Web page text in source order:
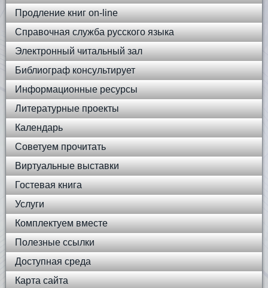
Продление книг on-line
Справочная служба русского языка
Электронный читальный зал
Библиограф консультирует
Информационные ресурсы
Литературные проекты
Календарь
Советуем прочитать
Виртуальные выставки
Гостевая книга
Услуги
Комплектуем вместе
Полезные ссылки
Доступная среда
Карта сайта